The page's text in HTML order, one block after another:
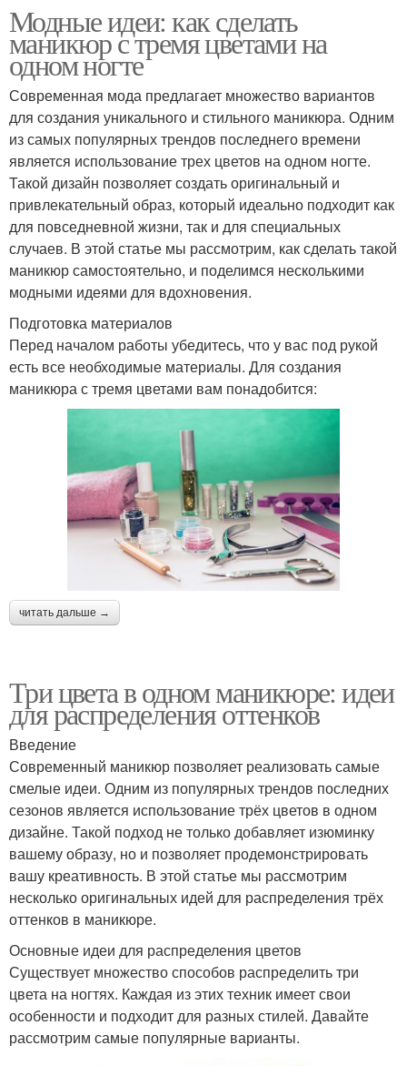
Модные идеи: как сделать
маникюр с тремя цветами на
одном ногте
Современная мода предлагает множество вариантов
для создания уникального и стильного маникюра. Одним
из самых популярных трендов последнего времени
является использование трех цветов на одном ногте.
Такой дизайн позволяет создать оригинальный и
привлекательный образ, который идеально подходит как
для повседневной жизни, так и для специальных
случаев. В этой статье мы рассмотрим, как сделать такой
маникюр самостоятельно, и поделимся несколькими
модными идеями для вдохновения.
Подготовка материалов
Перед началом работы убедитесь, что у вас под рукой
есть все необходимые материалы. Для создания
маникюра с тремя цветами вам понадобится:
читать дальше →
Три цвета в одном маникюре: идеи
для распределения оттенков
Введение
Современный маникюр позволяет реализовать самые
смелые идеи. Одним из популярных трендов последних
сезонов является использование трёх цветов в одном
дизайне. Такой подход не только добавляет изюминку
вашему образу, но и позволяет продемонстрировать
вашу креативность. В этой статье мы рассмотрим
несколько оригинальных идей для распределения трёх
оттенков в маникюре.
Основные идеи для распределения цветов
Существует множество способов распределить три
цвета на ногтях. Каждая из этих техник имеет свои
особенности и подходит для разных стилей. Давайте
рассмотрим самые популярные варианты.